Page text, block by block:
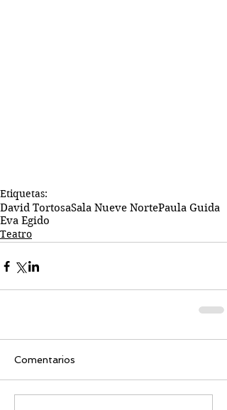
Etiquetas:
David TortosaSala Nueve NortePaula Guida
Eva Egido
Teatro
Comentarios